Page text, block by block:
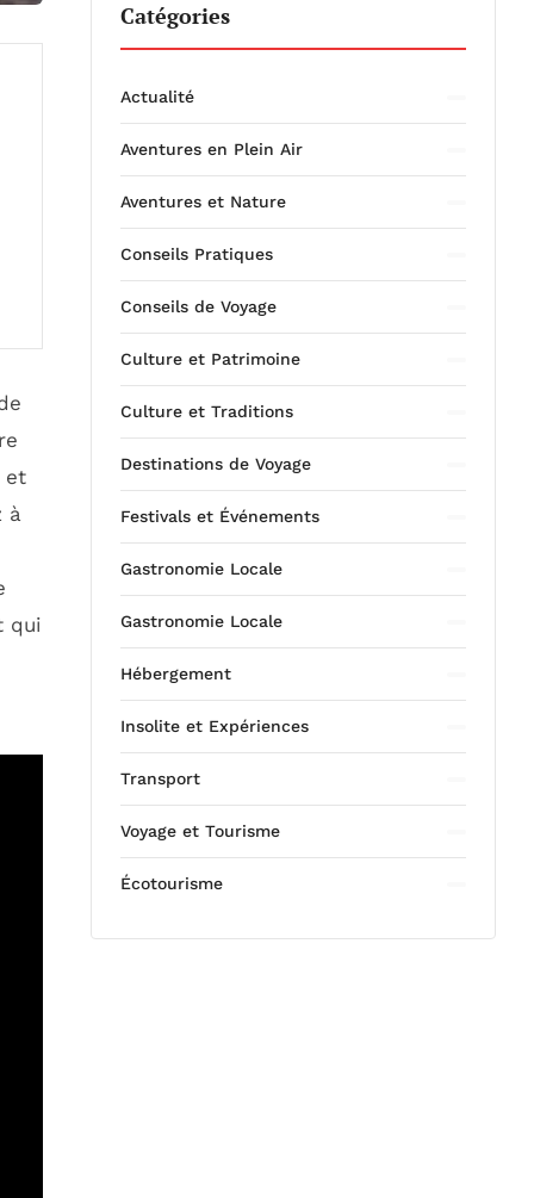
et
à
qui
Catégories
Actualité
Aventures en Plein Air
Aventures et Nature
Conseils Pratiques
Conseils de Voyage
Culture et Patrimoine
Culture et Traditions
Destinations de Voyage
Festivals et Événements
Gastronomie Locale
Gastronomie Locale
Hébergement
Insolite et Expériences
Transport
Voyage et Tourisme
Écotourisme